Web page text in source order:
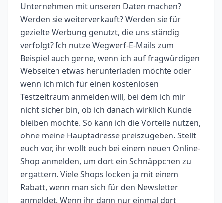
Unternehmen mit unseren Daten machen?
Werden sie weiterverkauft? Werden sie für
gezielte Werbung genutzt, die uns ständig
verfolgt? Ich nutze Wegwerf-E-Mails zum
Beispiel auch gerne, wenn ich auf fragwürdigen
Webseiten etwas herunterladen möchte oder
wenn ich mich für einen kostenlosen
Testzeitraum anmelden will, bei dem ich mir
nicht sicher bin, ob ich danach wirklich Kunde
bleiben möchte. So kann ich die Vorteile nutzen,
ohne meine Hauptadresse preiszugeben. Stellt
euch vor, ihr wollt euch bei einem neuen Online-
Shop anmelden, um dort ein Schnäppchen zu
ergattern. Viele Shops locken ja mit einem
Rabatt, wenn man sich für den Newsletter
anmeldet. Wenn ihr dann nur einmal dort